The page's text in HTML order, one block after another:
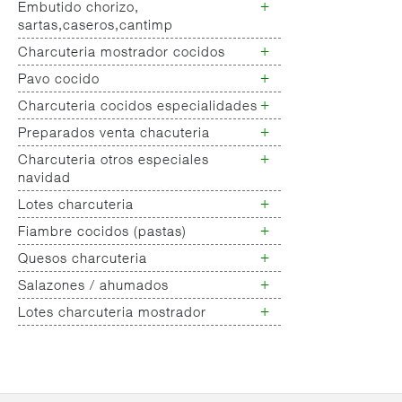
Lomo cerdo blanco
Chorizo/salchichon iberico
Embutido chorizo,
sartas,caseros,cantimp
+
Chorizo cerdo blanco
Embutido
salchichones,salamis,longanizas
Embutido curado de pavo
Otros curados varios no
Charcuteria mostrador cocidos +
Jamon cocido- fiambre
Fiambres pollo
Pavo cocido +
Fiambres pavo
Charcuteria cocidos especialidades +
Charcuteria cocidos
especialidades
Preparados venta chacuteria +
Empanada peso charcuteria
Charcuteria otros especiales
navidad
+
Charcuteria
especialidades/navidad
Lotes charcuteria +
Lotes charcuteria
Fiambre cocidos (pastas) +
Chopped
Galantinas/ lunch
Mortadelas
Quesos charcuteria +
Queso fresco
Queso rulo de cabra
Queso barra vaca nacional,
Salazones / ahumados +
Salazones varios
Lotes charcuteria mostrador +